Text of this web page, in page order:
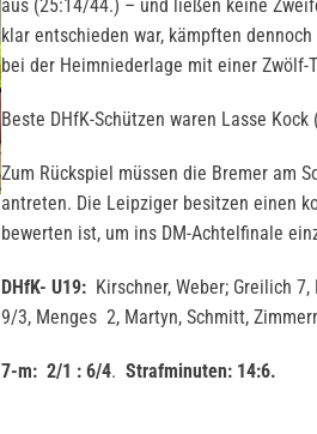
aus (25:14/44.) – und ließen keine
klar entschieden war, kämpften
bei der Heimniederlage mit einer
Beste DHfK-Schützen waren Lasse
Zum Rückspiel müssen die Bremer am
antreten. Die Leipziger besitzen einen
bewerten ist, um ins DM-Achtelfinale
DHfK- U19: Kirschner, Weber; Greilich
9/3, Menges 2, Martyn, Schmitt,
7-m: 2/1 : 6/4. Strafminuten: 14:6.